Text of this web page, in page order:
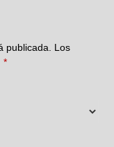
publicada.
Los
*